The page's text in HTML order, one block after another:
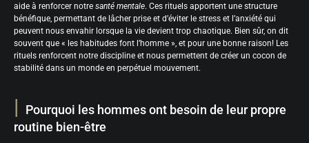
aide à renforcer notre santé mentale. Ces rituels apportent une structure
bénéfique, permettant de lâcher prise et d’éviter le stress et l’anxiété qui
peuvent nous envahir lorsque la vie devient trop chaotique. Bien sûr, on dit
souvent que « les habitudes font l’homme », et pour une bonne raison! Les
rituels renforcent notre discipline et nous permettent de créer un cocon de
stabilité dans un monde en perpétuel mouvement.
Pourquoi les hommes ont besoin de leur propre
routine bien-être